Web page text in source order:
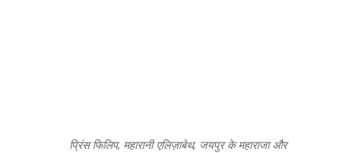
प्रिंस फिलिप, महारानी एलिज़ाबेथ, जयपुर के महाराजा और